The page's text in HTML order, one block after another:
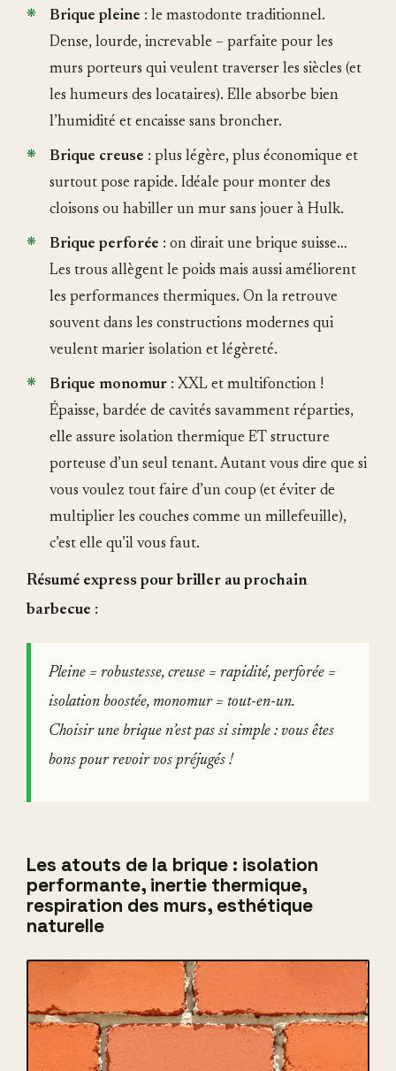
Brique pleine : le mastodonte traditionnel.
Dense, lourde, increvable – parfaite pour les
murs porteurs qui veulent traverser les siècles (et
les humeurs des locataires). Elle absorbe bien
l’humidité et encaisse sans broncher.
Brique creuse : plus légère, plus économique et
surtout pose rapide. Idéale pour monter des
cloisons ou habiller un mur sans jouer à Hulk.
Brique perforée : on dirait une brique suisse…
Les trous allègent le poids mais aussi améliorent
les performances thermiques. On la retrouve
souvent dans les constructions modernes qui
veulent marier isolation et légèreté.
Brique monomur : XXL et multifonction !
Épaisse, bardée de cavités savamment réparties,
elle assure isolation thermique ET structure
porteuse d’un seul tenant. Autant vous dire que si
vous voulez tout faire d’un coup (et éviter de
multiplier les couches comme un millefeuille),
c’est elle qu’il vous faut.
Résumé express pour briller au prochain
barbecue :
Pleine = robustesse, creuse = rapidité, perforée =
isolation boostée, monomur = tout-en-un.
Choisir une brique n’est pas si simple : vous êtes
bons pour revoir vos préjugés !
Les atouts de la brique : isolation
performante, inertie thermique,
respiration des murs, esthétique
naturelle